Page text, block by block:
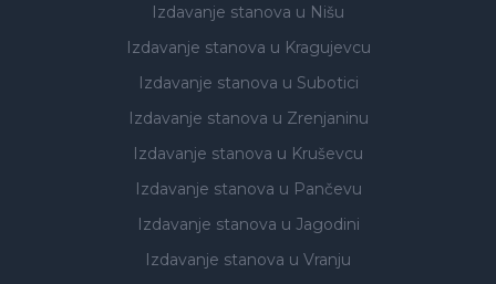
Izdavanje stanova u Nišu
Izdavanje stanova u Kragujevcu
Izdavanje stanova u Subotici
Izdavanje stanova u Zrenjaninu
Izdavanje stanova u Kruševcu
Izdavanje stanova u Pančevu
Izdavanje stanova u Jagodini
Izdavanje stanova u Vranju